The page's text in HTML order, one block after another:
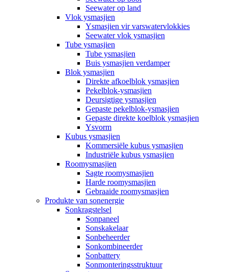
Seewater op land
Vlok ysmasjien
Ysmasjien vir varswatervlokkies
Seewater vlok ysmasjien
Tube ysmasjien
Tube ysmasjien
Buis ysmasjien verdamper
Blok ysmasjien
Direkte afkoelblok ysmasjien
Pekelblok-ysmasjien
Deursigtige ysmasjien
Gepaste pekelblok-ysmasjien
Gepaste direkte koelblok ysmasjien
Ysvorm
Kubus ysmasjien
Kommersiële kubus ysmasjien
Industriële kubus ysmasjien
Roomysmasjien
Sagte roomysmasjien
Harde roomysmasjien
Gebraaide roomysmasjien
Produkte van sonenergie
Sonkragstelsel
Sonpaneel
Sonskakelaar
Sonbeheerder
Sonkombineerder
Sonbattery
Sonmonteringsstruktuur